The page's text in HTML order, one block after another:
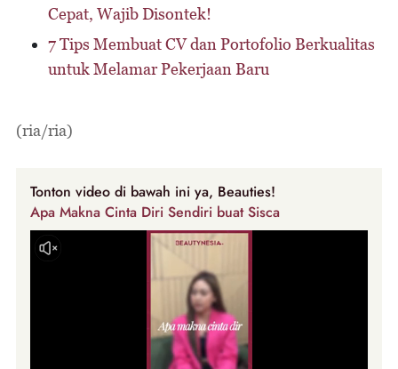
Cepat, Wajib Disontek!
7 Tips Membuat CV dan Portofolio Berkualitas
untuk Melamar Pekerjaan Baru
(ria/ria)
Tonton video di bawah ini ya, Beauties!
Apa Makna Cinta Diri Sendiri buat Sisca